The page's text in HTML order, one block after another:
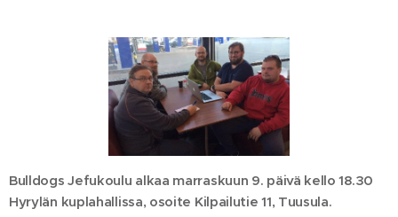
Bulldogs Jefukoulu alkaa marraskuun 9. päivä kello 18.30
Hyrylän kuplahallissa, osoite Kilpailutie 11, Tuusula.